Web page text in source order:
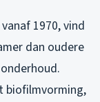
1970, vind
dan oudere
biofilmvorming,